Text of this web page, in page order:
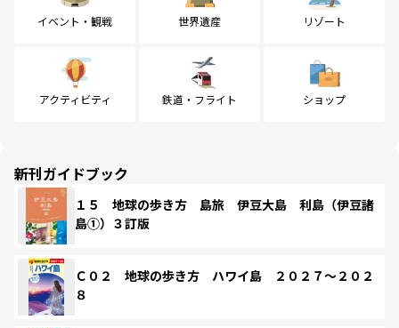
イベント・観戦 世界遺産 リゾート
アクティビティ 鉄道・フライト ショップ
新刊ガイドブック
１５ 地球の歩き方 島旅 伊豆大島 利島（伊豆諸
島①）３訂版
Ｃ０２ 地球の歩き方 ハワイ島 ２０２７～２０２
８